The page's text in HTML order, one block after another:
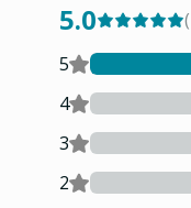
5.0 (
5
4
3
2